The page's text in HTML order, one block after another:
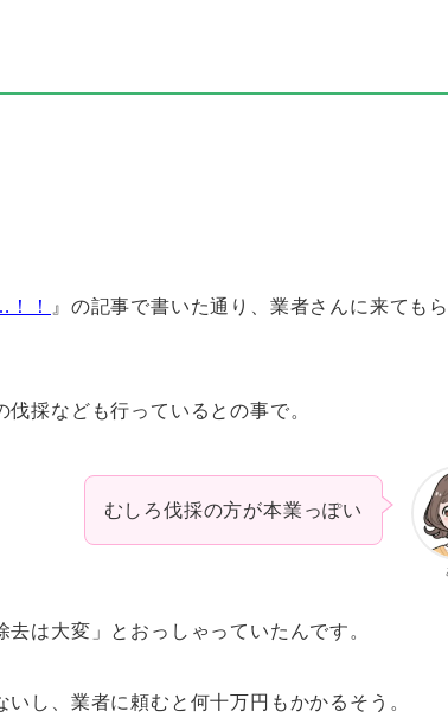
！
』の記事で書いた通り、業者さんに来ても
採なども行っているとの事で。
むしろ伐採の方が本業っぽい
は大変」とおっしゃっていたんです。
し、業者に頼むと何十万円もかかるそう。